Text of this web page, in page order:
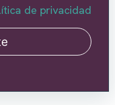
de privacidad